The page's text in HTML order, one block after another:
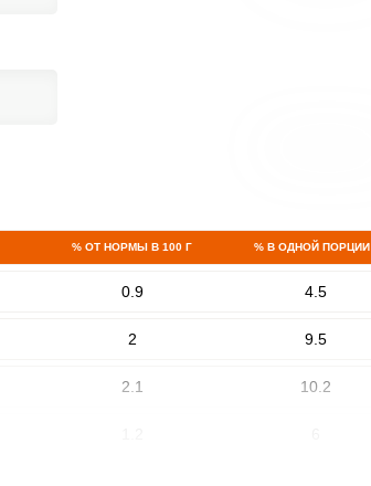
% ОТ НОРМЫ В 100 Г % В ОДНОЙ ПОРЦИИ
0.9 4.5
2 9.5
2.1 10.2